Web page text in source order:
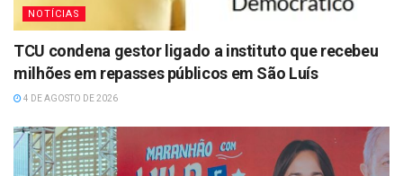
NOTÍCIAS
TCU condena gestor ligado a instituto que recebeu
milhões em repasses públicos em São Luís
4 DE AGOSTO DE 2026